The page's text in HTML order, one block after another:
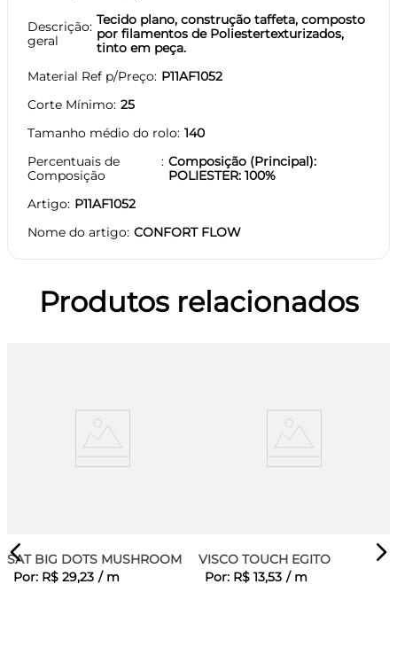
Descrição
geral
Tecido plano, construção taffeta, composto
por filamentos de Poliestertexturizados,
tinto em peça.
Material Ref p/Preço P11AF1052
Corte Mínimo 25
Tamanho médio do rolo 140
Percentuais de
Composição
Composição (Principal):
POLIESTER: 100%
Artigo P11AF1052
Nome do artigo CONFORT FLOW
Produtos relacionados
SAT BIG DOTS MUSHROOM
Por: R$ 29,23 / m
VISCO TOUCH EGITO
Por: R$ 13,53 / m